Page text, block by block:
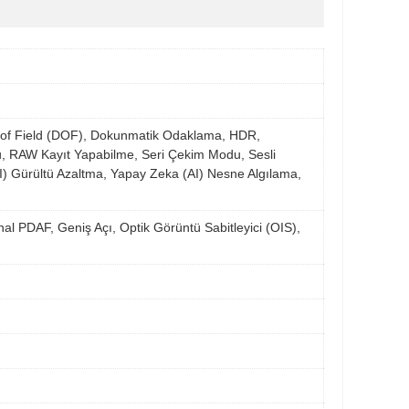
Field (DOF), Dokunmatik Odaklama, HDR,
Kayıt Yapabilme, Seri Çekim Modu, Sesli
Azaltma, Yapay Zeka (AI) Nesne Algılama,
PDAF, Geniş Açı, Optik Görüntü Sabitleyici (OIS),